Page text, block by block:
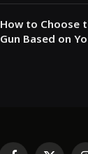
How to Choose
Gun Based on